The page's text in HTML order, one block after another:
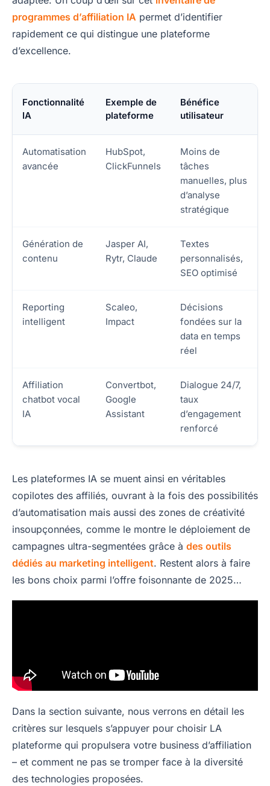
programmes d’affiliation IA permet d’identifier
rapidement ce qui distingue une plateforme
d’excellence.
Fonctionnalité
IA
Exemple de
plateforme
Bénéfice
utilisateur
Automatisation
avancée
HubSpot,
ClickFunnels
Moins de
tâches
manuelles, plus
d’analyse
stratégique
Génération de
contenu
Jasper AI,
Rytr, Claude
Textes
personnalisés,
SEO optimisé
Reporting
intelligent
Scaleo,
Impact
Décisions
fondées sur la
data en temps
réel
Affiliation
chatbot vocal
IA
Convertbot,
Google
Assistant
Dialogue 24/7,
taux
d’engagement
renforcé
Les plateformes IA se muent ainsi en véritables
copilotes des affiliés, ouvrant à la fois des possibilités
d’automatisation mais aussi des zones de créativité
insoupçonnées, comme le montre le déploiement de
campagnes ultra-segmentées grâce à des outils
dédiés au marketing intelligent. Restent alors à faire
les bons choix parmi l’offre foisonnante de 2025…
Dans la section suivante, nous verrons en détail les
critères sur lesquels s’appuyer pour choisir LA
plateforme qui propulsera votre business d’affiliation
– et comment ne pas se tromper face à la diversité
des technologies proposées.